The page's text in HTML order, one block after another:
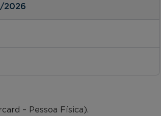
2026
– Pessoa Física).